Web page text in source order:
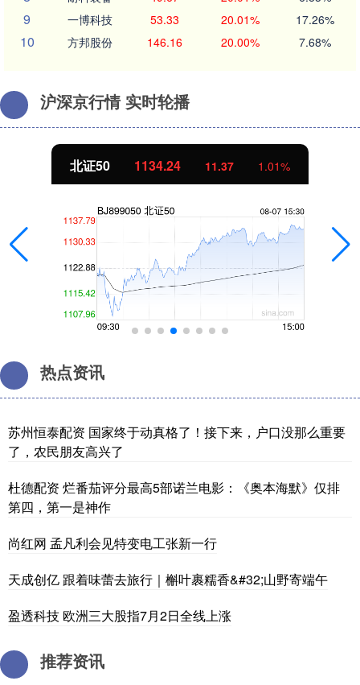
9 一博科技 53.33 20.01% 17.26%
10 方邦股份 146.16 20.00% 7.68%
沪深京行情 实时轮播
11.37 1.01%
热点资讯
苏州恒泰配资 国家终于动真格了！接下来，户口没那么重要
了，农民朋友高兴了
杜德配资 烂番茄评分最高5部诺兰电影：《奥本海默》仅排
第四，第一是神作
尚红网 孟凡利会见特变电工张新一行
天成创亿 跟着味蕾去旅行｜槲叶裹糯香&#32;山野寄端午
盈透科技 欧洲三大股指7月2日全线上涨
推荐资讯